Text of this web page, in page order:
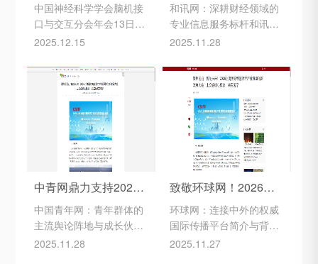
中国神经科学学会脑机接
口与交互分会年会13日在
上海举行，记者在会上获
领域取得重要临床进展。
由脑虎科技自主研发的国
产首款、国际第二款内置
电池的全植入、全无线、
全功能脑机接口产品，在
复旦大学附属华山医院完
成首例临床试验，为一名
高位截瘫患者带来功能改
善与生活新希望。这标志
着我国在该领域
2025.12.15
和讯网：深耕财经领域的
专业信息服务标杆和讯网
（Hexun.com）作为中国
与引领者，自1996年创立
以来，始终以“连接投资者
与市场”为使命，构建起覆
盖全金融领域的专业内容
生态。依托北京和讯在线
信息咨询服务有限公司的
深厚背景，和讯网从早期
的财经资讯门户网站，逐
步发展为集“资讯、数据、
工具、社区
2025.11.28
中青网鼎力支持2026上海国际智慧医疗产业展，携手共创科技盛会的辉煌篇章。
中国青年网：青年群体的
主流舆论阵地与成长伙伴
一、背景与简介中国青年
2025.11.28
致敬环球网！2026上海智慧医疗产业展暨创新发展大会致谢鼎力传播
环球网：连接中外的权威
国际传播平台简介与背景
环球网（huanqiu.com）
2025.11.27